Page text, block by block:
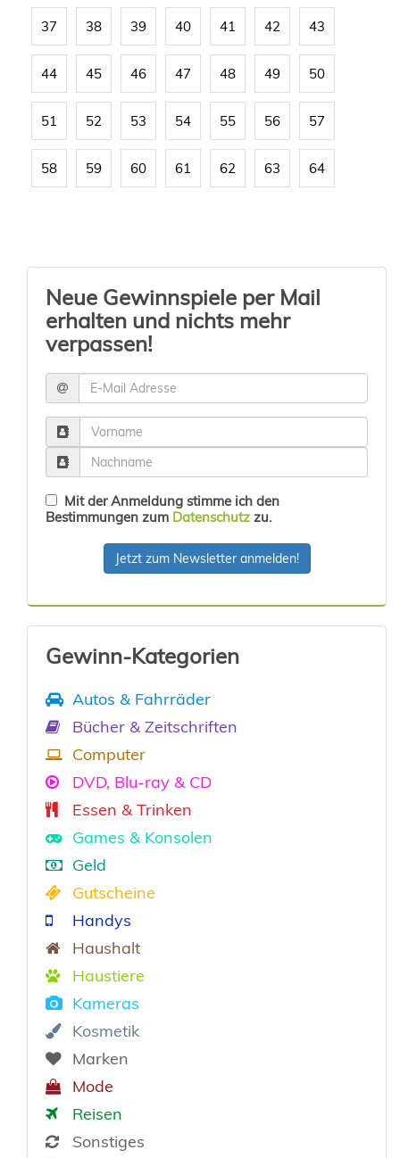
37 38 39 40 41 42 43
44 45 46 47 48 49 50
51 52 53 54 55 56 57
58 59 60 61 62 63 64
Neue Gewinnspiele per Mail
erhalten und nichts mehr
verpassen!
Mit der Anmeldung stimme ich den
Bestimmungen zum Datenschutz zu.
Jetzt zum Newsletter anmelden!
Gewinn-Kategorien
Autos & Fahrräder
Bücher & Zeitschriften
Computer
DVD, Blu-ray & CD
Essen & Trinken
Games & Konsolen
Geld
Gutscheine
Handys
Haushalt
Haustiere
Kameras
Kosmetik
Marken
Mode
Reisen
Sonstiges